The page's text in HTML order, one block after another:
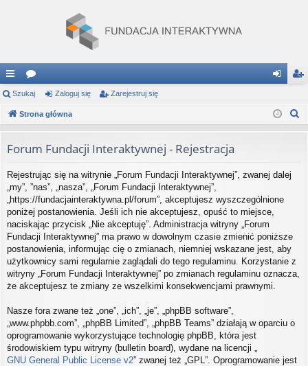
ię
ce
…
or
a og
ę
ej
Szukaj Zaloguj się Zarejestruj się
Strona główna
Forum Fundacji Interaktywnej - Rejestracja
Rejestrując się na witrynie „Forum Fundacji Interaktywnej”, zwanej dalej
„my”, ”nas”, „nasza”, „Forum Fundacji Interaktywnej”,
„https://fundacjainteraktywna.pl/forum”, akceptujesz wyszczególnione
poniżej postanowienia. Jeśli ich nie akceptujesz, opuść to miejsce,
naciskając przycisk „Nie akceptuję”. Administracja witryny „Forum
Fundacji Interaktywnej” ma prawo w dowolnym czasie zmienić poniższe
postanowienia, informując cię o zmianach, niemniej wskazane jest, aby
użytkownicy sami regularnie zaglądali do tego regulaminu. Korzystanie z
witryny „Forum Fundacji Interaktywnej” po zmianach regulaminu oznacza,
że akceptujesz te zmiany ze wszelkimi konsekwencjami prawnymi.
Nasze fora zwane też „one”, „ich”, „je”, „phpBB software”,
„www.phpbb.com”, „phpBB Limited”, „phpBB Teams” działają w oparciu o
oprogramowanie wykorzystujące technologię phpBB, która jest
środowiskiem typu witryny (bulletin board), wydane na licencji „
GNU General Public License v2” zwanej też „GPL”. Oprogramowanie jest